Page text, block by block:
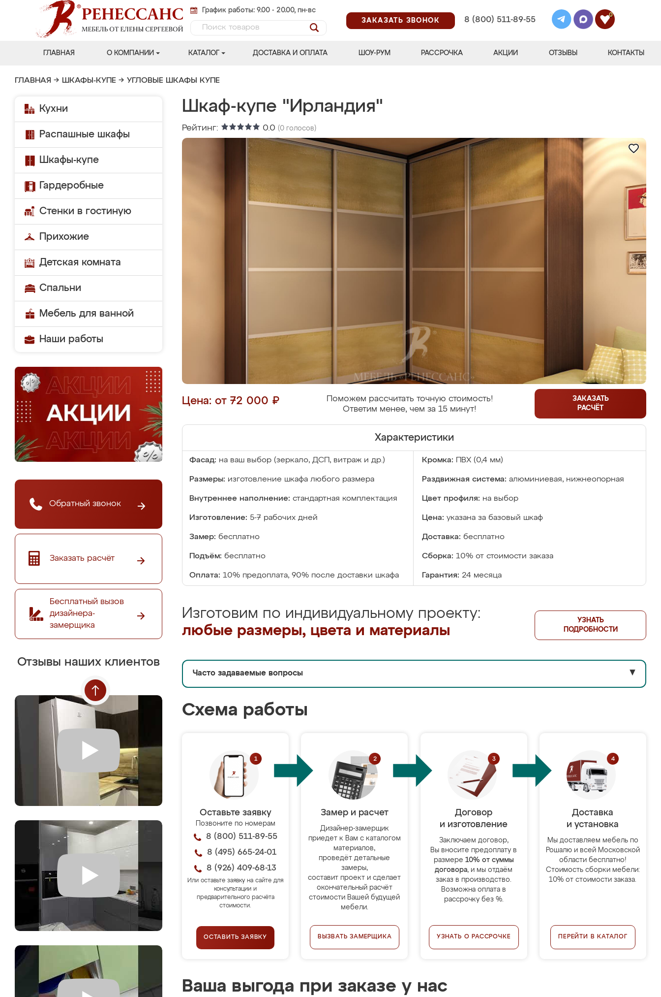
График работы: 9.00 - 20.00, пн-вс
ЗАКАЗАТЬ ЗВОНОК
8 (800) 511-89-55
0
ГЛАВНАЯ О КОМПАНИИ КАТАЛОГ ДОСТАВКА И ОПЛАТА ШОУ-РУМ РАССРОЧКА АКЦИИ ОТЗЫВЫ КОНТАКТЫ
ГЛАВНАЯ → ШКАФЫ-КУПЕ → УГЛОВЫЕ ШКАФЫ КУПЕ
Кухни
Распашные шкафы
Шкафы-купе
Гардеробные
Стенки в гостиную
Прихожие
Детская комната
Спальни
Мебель для ванной
Наши работы
Обратный звонок
Заказать расчёт
Бесплатный вызов
дизайнера-
замерщика
Отзывы наших клиентов
Шкаф-купе "Ирландия"
Рейтинг: 0.0 (0 голосов)
Цена: от 72 000 ₽
Поможем рассчитать точную стоимость!
Ответим менее, чем за 15 минут!
ЗАКАЗАТЬ
РАСЧЁТ
Характеристики
Фасад: на ваш выбор (зеркало, ДСП, витраж и др.) Кромка: ПВХ (0,4 мм)
Размеры: изготовление шкафа любого размера Раздвижная система: алюминиевая, нижнеопорная
Внутреннее наполнение: стандартная комплектация Цвет профиля: на выбор
Изготовление: 5-7 рабочих дней Цена: указана за базовый шкаф
Замер: бесплатно Доставка: бесплатно
Подъём: бесплатно Сборка: 10% от стоимости заказа
Оплата: 10% предоплата, 90% после доставки шкафа Гарантия: 24 месяца
Изготовим по индивидуальному проекту:
любые размеры, цвета и материалы
УЗНАТЬ
ПОДРОБНОСТИ
Часто задаваемые вопросы ▼
Схема работы
Оставьте заявку
Позвоните по номерам
8 (800) 511-89-55
8 (495) 665-24-01
8 (926) 409-68-13
Или оставьте заявку на сайте для
консультации и
предварительного расчёта
стоимости.
ОСТАВИТЬ ЗАЯВКУ
Замер и расчет
Дизайнер-замерщик
приедет к Вам с каталогом
материалов,
проведёт детальные
замеры,
составит проект и сделает
окончательный расчёт
стоимости Вашей будущей
мебели.
ВЫЗВАТЬ ЗАМЕРЩИКА
Договор
и изготовление
Заключаем договор,
Вы вносите предоплату в
размере 10% от суммы
договора, и мы отдаём
заказ в производство.
Возможна оплата в
рассрочку без %.
УЗНАТЬ О РАССРОЧКЕ
Доставка
и установка
Мы доставляем мебель по
Рошалю и всей Московской
области бесплатно!
Стоимость сборки мебели:
10% от стоимости заказа.
ПЕРЕЙТИ В КАТАЛОГ
Ваша выгода при заказе у нас